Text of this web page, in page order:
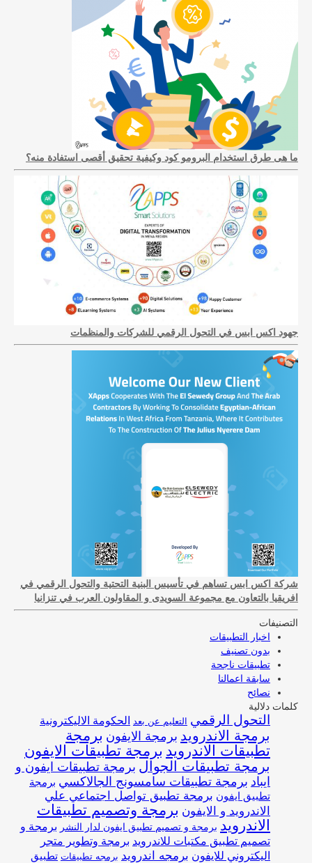
ما هى طرق استخدام البرومو كود وكيفية تحقيق أقصى استفادة منه؟
جهود اكس ابس في التحول الرقمي للشركات والمنظمات
شركة اكس ابس تساهم في تأسيس البنية التحتية والتحول الرقمي في
افريقيا بالتعاون مع مجموعة السويدى و المقاولون العرب في تنزانيا
التصنيفات
اخبار التطبيقات
بدون تصنيف
تطبيقات ناجحة
سابقة اعمالنا
نصائح
كلمات دلالية
التحول الرقمي التعليم عن بعد الحكومة الاليكترونية
برمجة الاندرويد برمجة الايفون برمجة
تطبيقات الاندرويد برمجة تطبيقات الايفون
برمجة تطبيقات الجوال برمجة تطبيقات ايفون و
ايباد برمجة تطبيقات سامسونج الجالاكسي برمجة
تطبيق ايفون برمجة تطبيق تواصل اجتماعي علي
الاندرويد و الايفون برمجة وتصميم تطبيقات
الاندرويد برمجة و تصميم تطبيق ايفون لدار النشر برمجة و
تصميم تطبيق مكتبات للاندرويد برمجة وتطوير متجر
اليكتروني للايفون برمجه اندرويد برمجه تطبيقات تطبيق